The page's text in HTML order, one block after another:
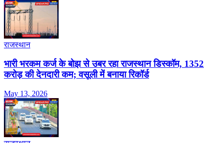
राजस्थान
भारी भरकम कर्ज के बोझ से उबर रहा राजस्थान डिस्कॉम, 1352
करोड़ की देनदारी कम; वसूली में बनाया रिकॉर्ड
May 13, 2026